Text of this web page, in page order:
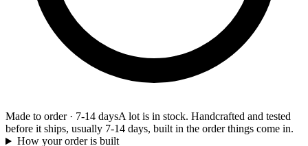
Made to order· 7-14 daysA lot is in stock. Handcrafted and tested
before it ships, usually 7-14 days, built in the order things come in.
How your order is built